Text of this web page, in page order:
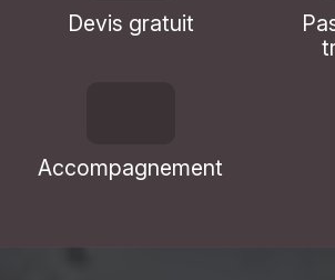
Devis gratuit
Accompagnement